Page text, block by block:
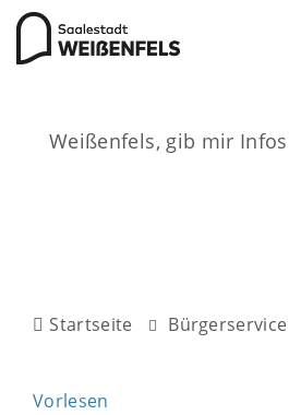
Startseite Bürgerservice
Vorlesen